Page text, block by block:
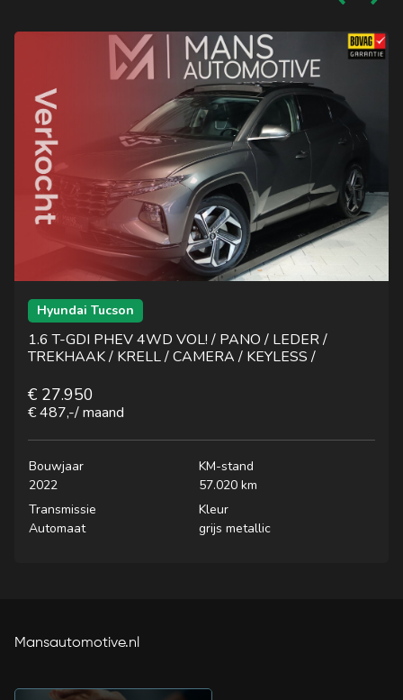
Hyundai Tucson
1.6 T-GDI PHEV 4WD VOL! / PANO / LEDER /
TREKHAAK / KRELL / CAMERA / KEYLESS /
€ 27.950
€ 487,-/ maand
Bouwjaar
2022
KM-stand
57.020 km
Transmissie
Automaat
Kleur
grijs metallic
Mansautomotive.nl